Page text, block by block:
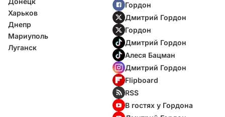
Харьков
Днепр
Мариуполь
Луганск
Гордон
Дмитрий Гордон
Гордон
Дмитрий Гордон
Алеся Бацман
Дмитрий Гордон
Flipboard
RSS
В гостях у Гордона